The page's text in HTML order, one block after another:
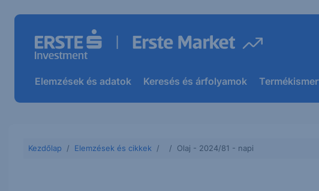
Elemzések és adatok Keresés és árfolyamok
Kezdőlap Elemzések és cikkek Olaj - 2024/81 - napi